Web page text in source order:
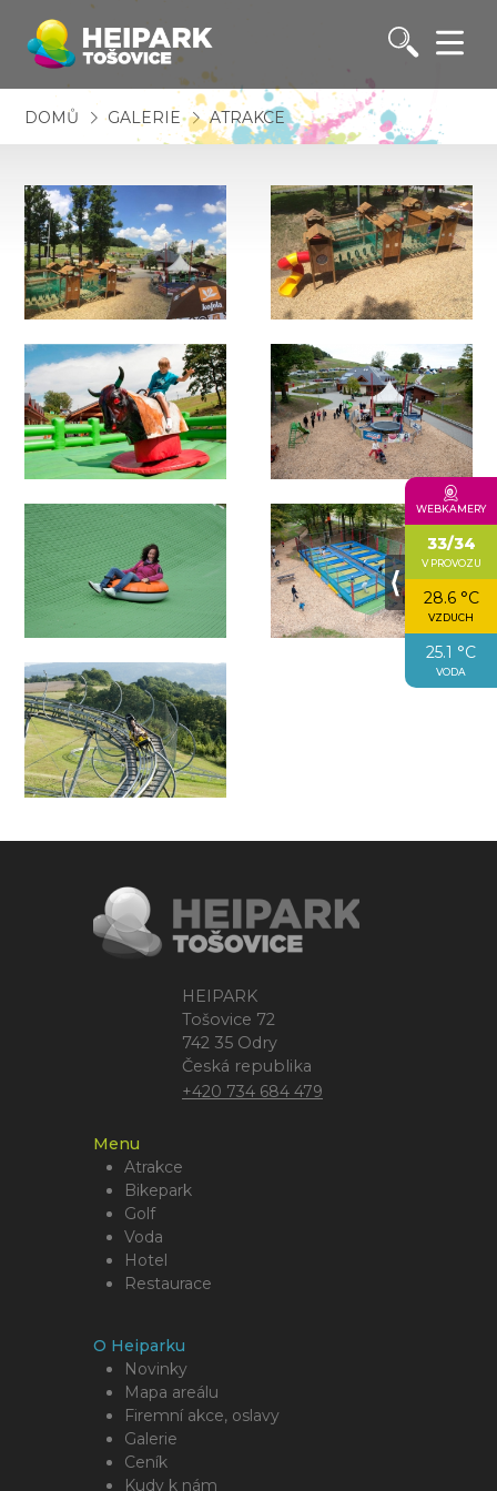
⟨
WEBKAMERY
33/34
V PROVOZU
28.6 °C
VZDUCH
25.1 °C
VODA
DOMŮ GALERIE ATRAKCE
HEIPARK
Tošovice 72
742 35 Odry
Česká republika
+420 734 684 479
Menu
Atrakce
Bikepark
Golf
Voda
Hotel
Restaurace
O Heiparku
Novinky
Mapa areálu
Firemní akce, oslavy
Galerie
Ceník
Kudy k nám